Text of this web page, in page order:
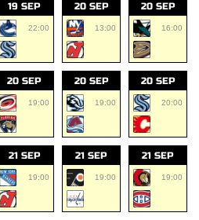
19 SEP
22:00
20 SEP
13:00
20 SEP
16:00
20 SEP
19:00
20 SEP
19:00
20 SEP
20:00
21 SEP
19:00
21 SEP
19:00
21 SEP
19:00